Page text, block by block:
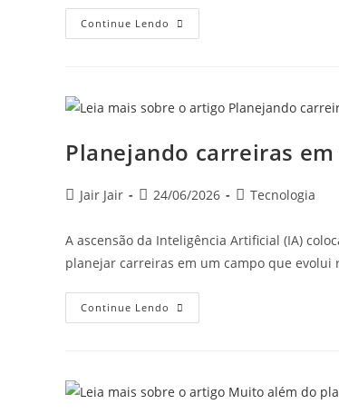
Continue Lendo
Planejando carreiras
Jair Jair 24/06/2026 Tecnologia
A ascensão da Inteligência Artificial (IA)
planejar carreiras em um campo que
Continue Lendo